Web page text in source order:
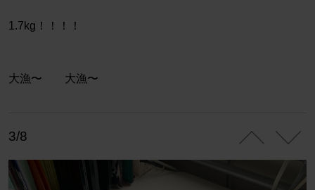
1.7kg！！！！
大漁〜 大漁〜
3/8